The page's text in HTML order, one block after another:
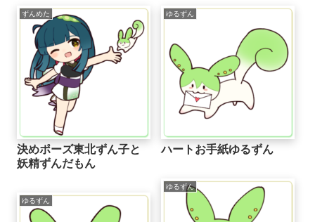
ずんめた
決めポーズ東北ずん子と
妖精ずんだもん
ゆるずん
ハートお手紙ゆるずん
ゆるずん
ゆるずん